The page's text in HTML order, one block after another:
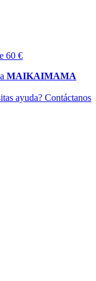
60 €
MAIKAIMAMA
ayuda? Contáctanos